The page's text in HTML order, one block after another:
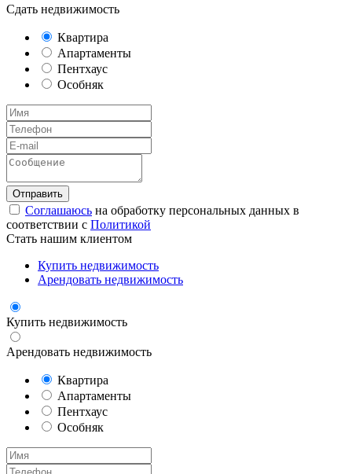
Сдать недвижимость
Квартира
Апартаменты
Пентхаус
Особняк
Соглашаюсь на обработку персональных данных в
соответствии с Политикой
Стать нашим клиентом
Купить недвижимость
Арендовать недвижимость
Купить недвижимость
Арендовать недвижимость
Квартира
Апартаменты
Пентхаус
Особняк